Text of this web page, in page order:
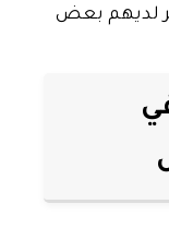
لديهم بعض